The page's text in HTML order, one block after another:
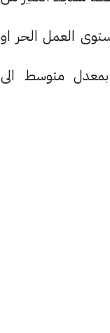
العمل الحر او
بمعدل متوسط الى